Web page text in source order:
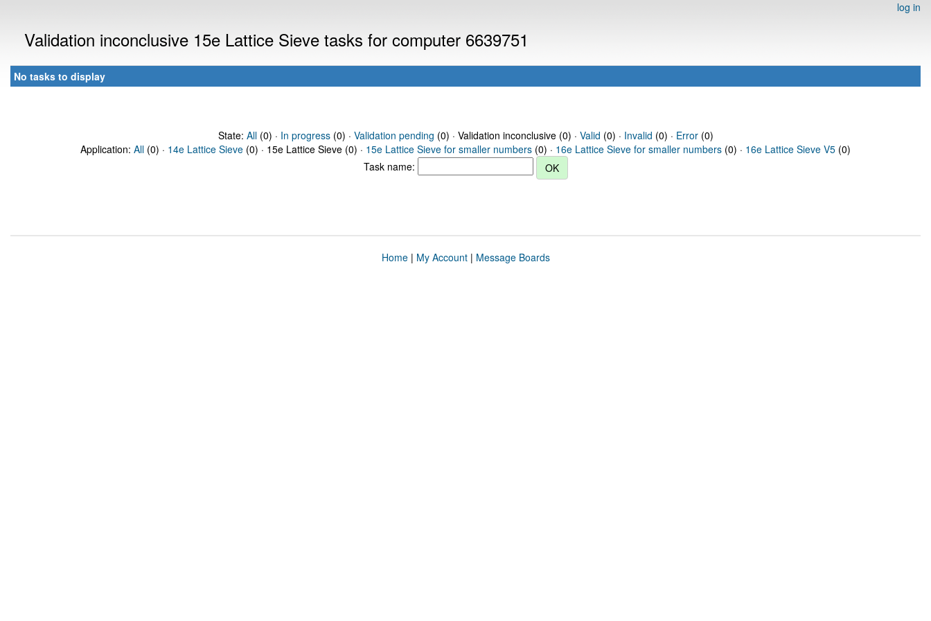
log in
Validation inconclusive 15e Lattice Sieve tasks for computer 6639751
No tasks to display
State: All(0) · In progress(0) · Validation pending (0) · Validation inconclusive (0) · Valid (0) · Invalid (0) · Error(0)
Application: All (0) · 14e Lattice Sieve (0) · 15e Lattice Sieve (0) · 15e Lattice Sieve for smaller numbers (0) · 16e Lattice Sieve for smaller numbers (0) · 16e Lattice Sieve V5 (0)
Task name:
Home| My Account| Message Boards